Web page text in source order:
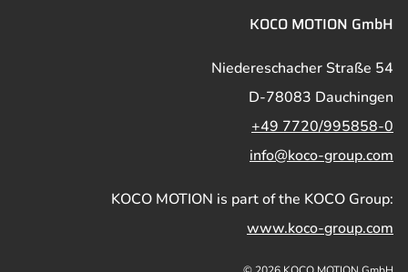
KOCO MOTION GmbH
Niedereschacher Straße 54
D-78083 Dauchingen
+49 7720/995858-0
info@koco-group.com
KOCO MOTION is part of the KOCO Group:
www.koco-group.com